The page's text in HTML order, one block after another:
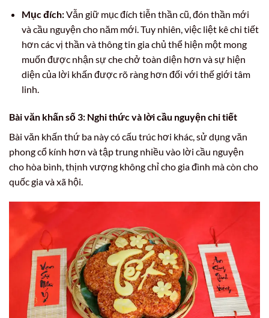
Mục đích:Vẫn giữ mục đích tiễn thần cũ, đón thần mới
và cầu nguyện cho năm mới. Tuy nhiên, việc liệt kê chi tiết
hơn các vị thần và thông tin gia chủ thể hiện một mong
muốn được nhận sự che chở toàn diện hơn và sự hiện
diện của lời khấn được rõ ràng hơn đối với thế giới tâm
linh.
Bài văn khấn số 3: Nghi thức và lời cầu nguyện chi tiết
Bài văn khấn thứ ba này có cấu trúc hơi khác, sử dụng văn
phong cổ kính hơn và tập trung nhiều vào lời cầu nguyện
cho hòa bình, thịnh vượng không chỉ cho gia đình mà còn cho
quốc gia và xã hội.